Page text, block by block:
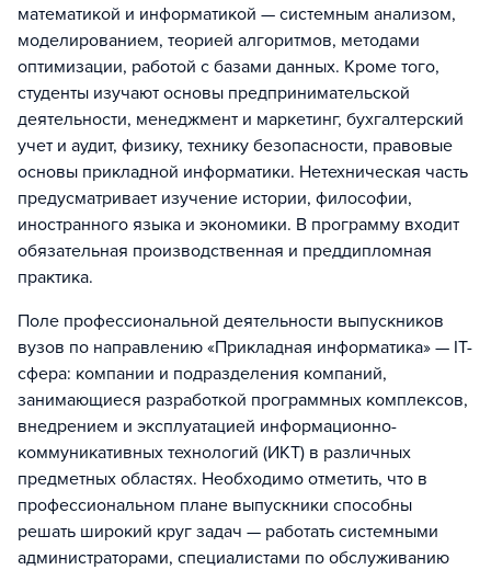
математикой и информатикой — системным анализом,
моделированием, теорией алгоритмов, методами
оптимизации, работой с базами данных. Кроме того,
студенты изучают основы предпринимательской
деятельности, менеджмент и маркетинг, бухгалтерский
учет и аудит, физику, технику безопасности, правовые
основы прикладной информатики. Нетехническая часть
предусматривает изучение истории, философии,
иностранного языка и экономики. В программу входит
обязательная производственная и преддипломная
практика.
Поле профессиональной деятельности выпускников
вузов по направлению «Прикладная информатика» — IT-
сфера: компании и подразделения компаний,
занимающиеся разработкой программных комплексов,
внедрением и эксплуатацией информационно-
коммуникативных технологий (ИКТ) в различных
предметных областях. Необходимо отметить, что в
профессиональном плане выпускники способны
решать широкий круг задач — работать системными
администраторами, специалистами по обслуживанию